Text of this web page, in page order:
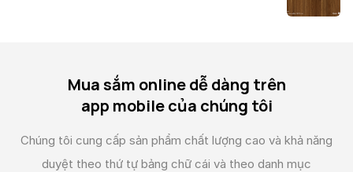
Mua sắm online dễ dàng trên
app mobile của chúng tôi
Chúng tôi cung cấp sản phẩm chất lượng cao và khả năng
duyệt theo thứ tự bảng chữ cái và theo danh mục